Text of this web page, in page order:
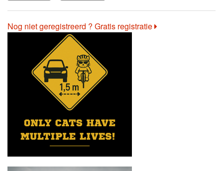
Nog niet geregistreerd ? Gratis registratie